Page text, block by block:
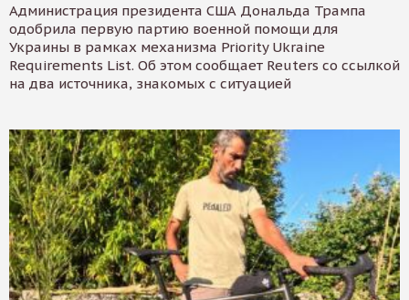
Администрация президента США Дональда Трампа
одобрила первую партию военной помощи для
Украины в рамках механизма Priority Ukraine
Requirements List. Об этом сообщает Reuters со ссылкой
на два источника, знакомых с ситуацией